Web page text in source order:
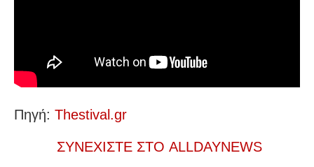
Πηγή: Thestival.gr
ΣΥΝΕΧΙΣΤΕ ΣΤΟ ALLDAYNEWS